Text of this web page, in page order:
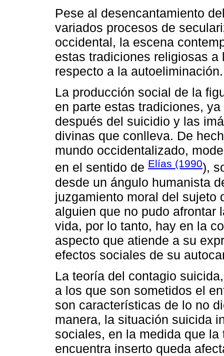
Pese al desencantamiento
variados procesos de
occidental, la escena
estas tradiciones religiosas
respecto a la autoeliminación.
La producción social de la
en parte estas tradiciones,
después del suicidio y las
divinas que conlleva. De
mundo occidentalizado,
en el sentido de Elías (1990),
desde un ángulo humanista
juzgamiento moral del sujeto
alguien que no pudo afrontar
vida, por lo tanto, hay en la
aspecto que atiende a su
efectos sociales de su
La teoría del contagio
a los que son sometidos el
son características de lo no
manera, la situación suicida
sociales, en la medida que
encuentra inserto queda